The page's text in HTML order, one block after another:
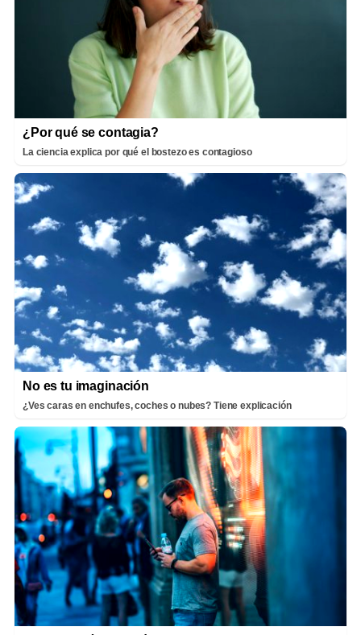
¿Por qué se contagia?
La ciencia explica por qué el bostezo es contagioso
No es tu imaginación
¿Ves caras en enchufes, coches o nubes? Tiene explicación